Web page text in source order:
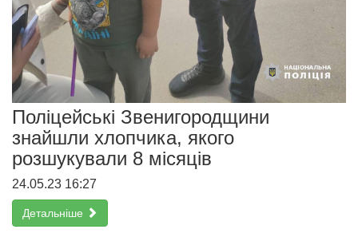
Поліцейські Звенигородщини
знайшли хлопчика, якого
розшукували 8 місяців
24.05.23 16:27
Детальніше